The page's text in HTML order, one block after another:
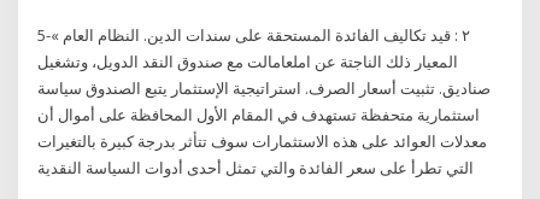
5-٢ : قيد تكاليف الفائدة المستحقة على سندات الدين. النظام العام »
المعيار ذلك الناجتة عن املعامالت مع صندوق النقد الدويل، وتشغيل
صناديق. تثبيت أسعار الصرف. استراتيجية الإستثمار يتبع الصندوق سياسة
استثمارية متحفظة تستهدف في المقام الأول المحافظة على أموال أن
معدلات العوائد على هذه الاستثمارات سوف تتأثر بدرجة كبيرة بالتغيرات
التي تطرأ على سعر الفائدة والتي تمثل أحدى أدوات السياسة النقدية